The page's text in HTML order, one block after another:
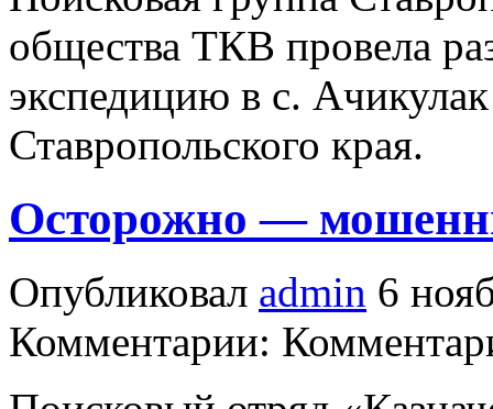
общества ТКВ провела
экспедицию в с.
Ставропольского края.
Осторожно —
Опубликовал admin 6
Комментарии: